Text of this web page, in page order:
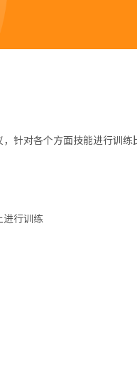
针对各个方面技能进行训练
进行训练